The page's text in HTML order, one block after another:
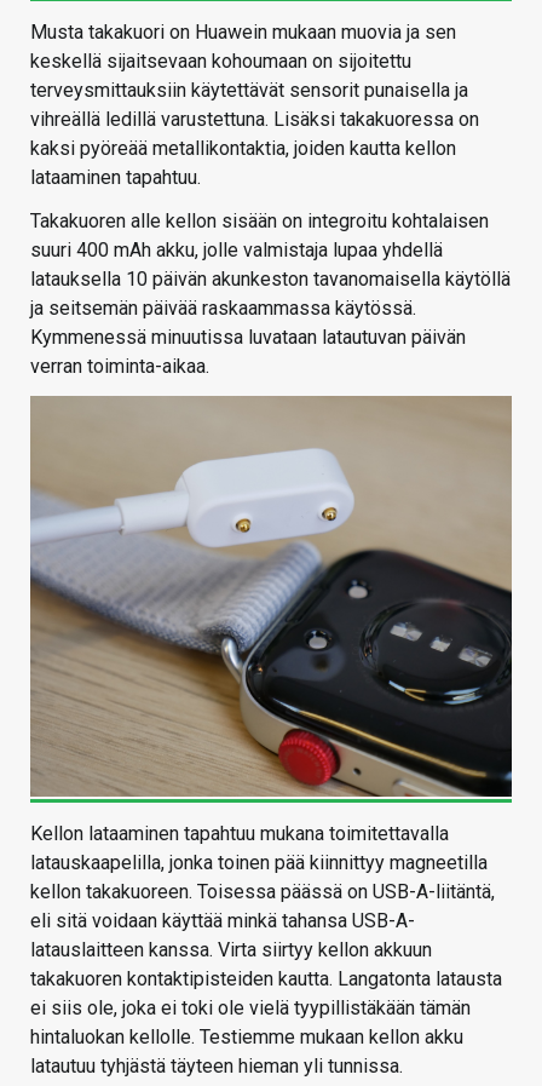
Musta takakuori on Huawein mukaan muovia ja sen
keskellä sijaitsevaan kohoumaan on sijoitettu
terveysmittauksiin käytettävät sensorit punaisella ja
vihreällä ledillä varustettuna. Lisäksi takakuoressa on
kaksi pyöreää metallikontaktia, joiden kautta kellon
lataaminen tapahtuu.
Takakuoren alle kellon sisään on integroitu kohtalaisen
suuri 400 mAh akku, jolle valmistaja lupaa yhdellä
latauksella 10 päivän akunkeston tavanomaisella käytöllä
ja seitsemän päivää raskaammassa käytössä.
Kymmenessä minuutissa luvataan latautuvan päivän
verran toiminta-aikaa.
Kellon lataaminen tapahtuu mukana toimitettavalla
latauskaapelilla, jonka toinen pää kiinnittyy magneetilla
kellon takakuoreen. Toisessa päässä on USB-A-liitäntä,
eli sitä voidaan käyttää minkä tahansa USB-A-
latauslaitteen kanssa. Virta siirtyy kellon akkuun
takakuoren kontaktipisteiden kautta. Langatonta latausta
ei siis ole, joka ei toki ole vielä tyypillistäkään tämän
hintaluokan kellolle. Testiemme mukaan kellon akku
latautuu tyhjästä täyteen hieman yli tunnissa.